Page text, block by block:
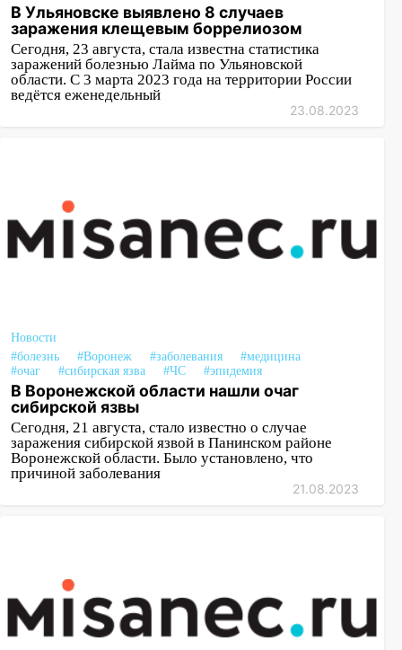
В Ульяновске выявлено 8 случаев
заражения клещевым боррелиозом
Сегодня, 23 августа, стала известна статистика
заражений болезнью Лайма по Ульяновской
области. С 3 марта 2023 года на территории России
ведётся еженедельный
23.08.2023
Новости
#болезнь
#Воронеж #заболевания
#медицина
#очаг
#сибирская язва #ЧС #эпидемия
В Воронежской области нашли очаг
сибирской язвы
Сегодня, 21 августа, стало известно о случае
заражения сибирской язвой в Панинском районе
Воронежской области. Было установлено, что
причиной заболевания
21.08.2023